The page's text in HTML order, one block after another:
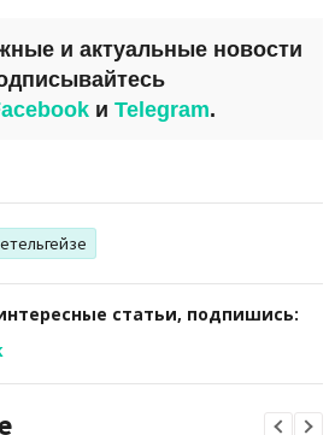
и актуальные новости
и Telegram.
статьи, подпишись: